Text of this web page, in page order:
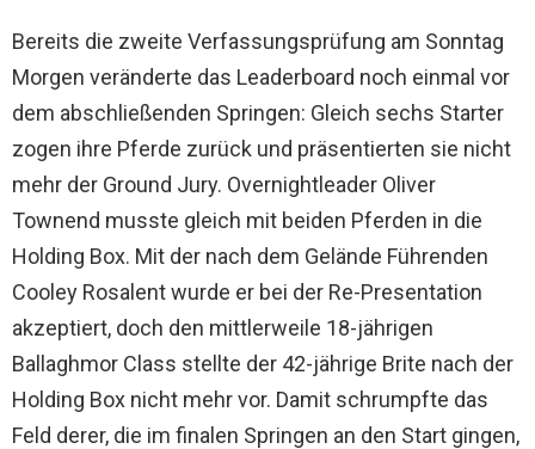
Bereits die zweite Verfassungsprüfung am Sonntag
Morgen veränderte das Leaderboard noch einmal vor
dem abschließenden Springen: Gleich sechs Starter
zogen ihre Pferde zurück und präsentierten sie nicht
mehr der Ground Jury. Overnightleader Oliver
Townend musste gleich mit beiden Pferden in die
Holding Box. Mit der nach dem Gelände Führenden
Cooley Rosalent wurde er bei der Re-Presentation
akzeptiert, doch den mittlerweile 18-jährigen
Ballaghmor Class stellte der 42-jährige Brite nach der
Holding Box nicht mehr vor. Damit schrumpfte das
Feld derer, die im finalen Springen an den Start gingen,